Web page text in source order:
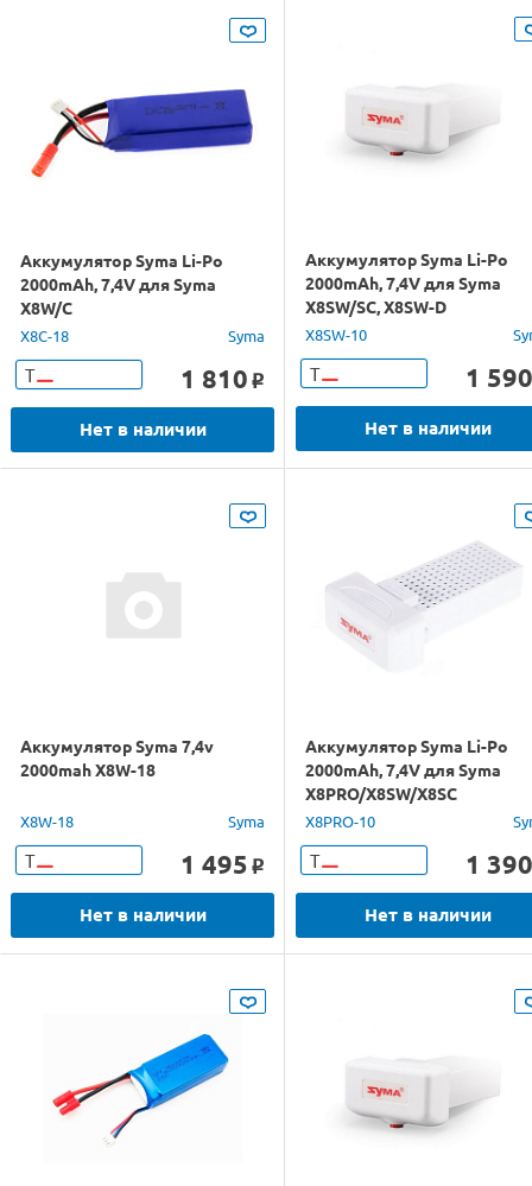
Аккумулятор Syma Li-Po
2000mAh, 7,4V для Syma
X8W/C
X8C-18 Syma
Т 1 810 o
Нет в наличии
Аккумулятор Syma Li-Po
2000mAh, 7,4V для Syma
X8SW/SC, X8SW-D
X8SW-10
Т 1 590
Нет в наличии
Аккумулятор Syma 7,4v
2000mah X8W-18
X8W-18 Syma
Т 1 495 o
Нет в наличии
Аккумулятор Syma Li-Po
2000mAh, 7,4V для Syma
X8PRO/X8SW/X8SC
X8PRO-10
Т 1 390
Нет в наличии